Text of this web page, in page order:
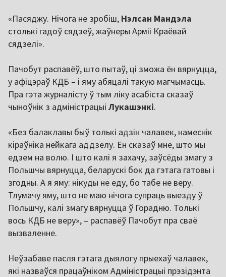
«Пасяджу. Нічога не зробіш, Нэлсан Мандэла
столькі гадоў сядзеў, жаўнеры Арміі Краёвай
сядзелі».
Пачобут распавёў, што пытаў, ці зможа ён вярнуцца,
у афіцэраў КДБ – і яму абяцалі такую магчымасць.
Пра гэта журналісту ў тым ліку асабіста сказаў
чыноўнік з адміністрацыі Лукашэнкі.
«Без балаклавы быў толькі адзін чалавек, намеснік
кіраўніка нейкага аддзелу. Ён сказаў мне, што мы
едзем на волю. І што калі я захачу, заўсёды змагу з
Польшчы вярнуцца, беларускі бок да гэтага гатовы і
згодны. А я яму: нікуды не еду, бо табе не веру.
Тлумачу яму, што не маю нічога супраць выезду ў
Польшчу, калі змагу вярнуцца ў Горадню. Толькі
вось КДБ не веру», – распавёў Пачобут пра сваё
вызваленне.
Неўзабаве пасля гэтага дыялогу прыехаў чалавек,
які назваўся працаўніком Адміністрацыі прэзідэнта